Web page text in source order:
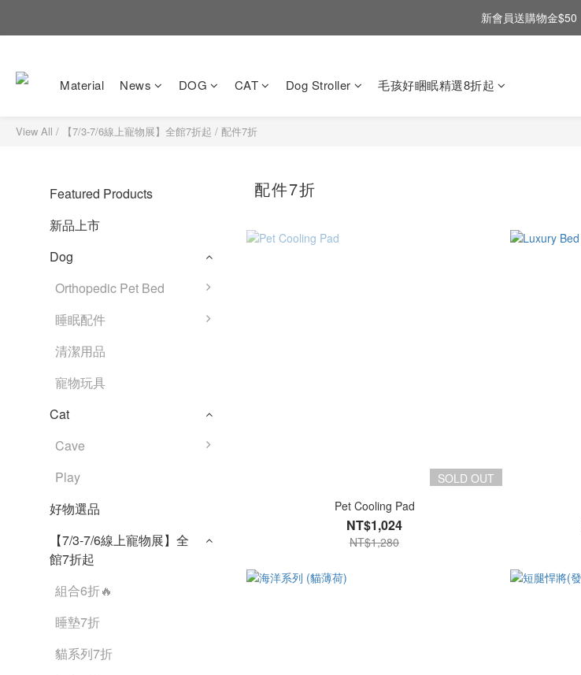
新會員送購物金$50
Material News DOG CAT Dog Stroller 毛孩好睏眠精選8折起
View All / 【7/3-7/6線上寵物展】全館7折起 / 配件7折
Featured Products
新品上市
Dog
Orthopedic Pet Bed
睡眠配件
清潔用品
寵物玩具
Cat
Cave
Play
好物選品
【7/3-7/6線上寵物展】全
館7折起
組合6折🔥
睡墊7折
貓系列7折
配件7折
SOLD OUT
Pet Cooling Pad
NT$1,024
NT$1,280